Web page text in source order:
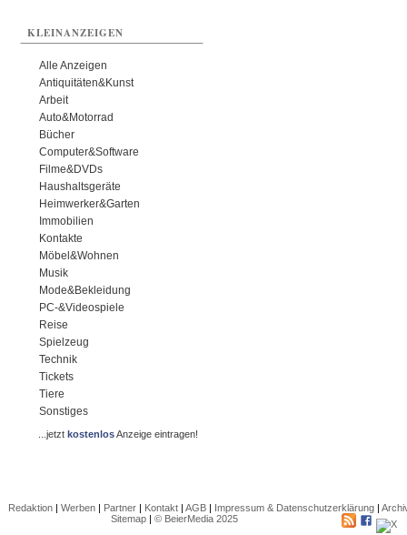
KLEINANZEIGEN
Alle Anzeigen
Antiquitäten&Kunst
Arbeit
Auto&Motorrad
Bücher
Computer&Software
Filme&DVDs
Haushaltsgeräte
Heimwerker&Garten
Immobilien
Kontakte
Möbel&Wohnen
Musik
Mode&Bekleidung
PC-&Videospiele
Reise
Spielzeug
Technik
Tickets
Tiere
Sonstiges
...jetztkostenlosAnzeige eintragen!
Redaktion| Werben| Partner| Kontakt| AGB| Impressum & Datenschutzerklärung|
Sitemap |© BeierMedia 2025